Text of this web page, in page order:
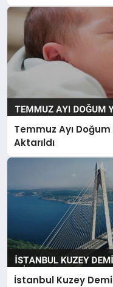
Temmuz Ayı
Aktarıldı
İstanbul Kuzey